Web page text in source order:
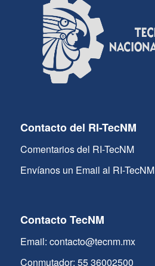
Contacto del RI-TecNM
Comentarios del RI-TecNM
Envíanos un Email al RI-TecNM
Contacto TecNM
Email: contacto@tecnm.mx
Conmutador: 55 36002500